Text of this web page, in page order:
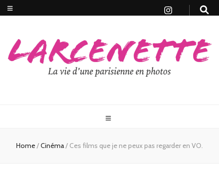
Home/Cinéma/ Ces films que je ne peux pas regarder en VO.